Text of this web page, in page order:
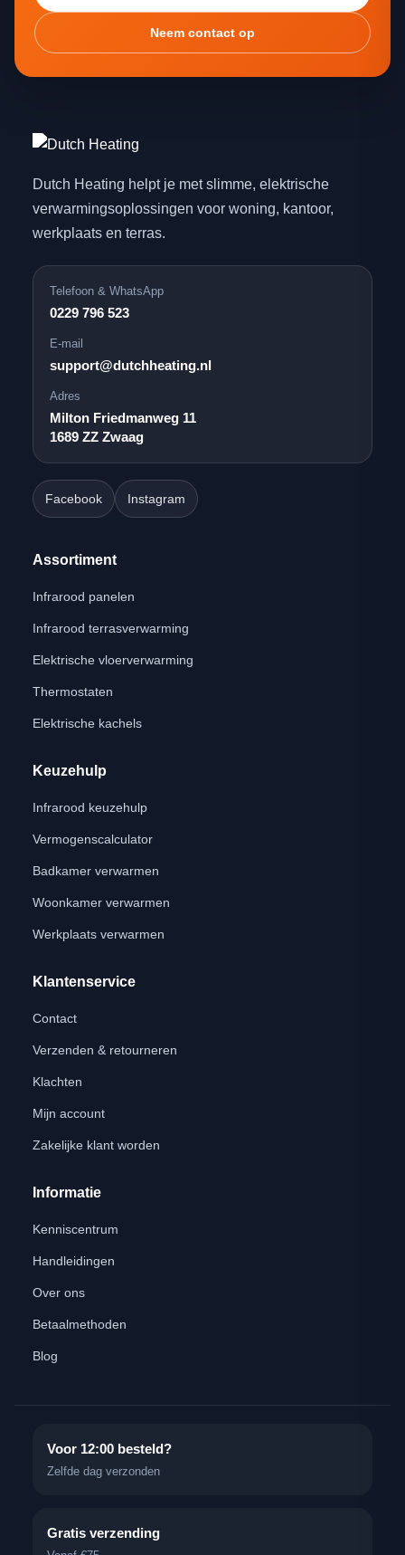
Neem contact op
Dutch Heating helpt je met slimme, elektrische
verwarmingsoplossingen voor woning, kantoor,
werkplaats en terras.
Telefoon & WhatsApp
0229 796 523
E-mail
support@dutchheating.nl
Adres
Milton Friedmanweg 11
1689 ZZ Zwaag
Facebook Instagram
Assortiment
Infrarood panelen
Infrarood terrasverwarming
Elektrische vloerverwarming
Thermostaten
Elektrische kachels
Keuzehulp
Infrarood keuzehulp
Vermogenscalculator
Badkamer verwarmen
Woonkamer verwarmen
Werkplaats verwarmen
Klantenservice
Contact
Verzenden & retourneren
Klachten
Mijn account
Zakelijke klant worden
Informatie
Kenniscentrum
Handleidingen
Over ons
Betaalmethoden
Blog
Voor 12:00 besteld?
Zelfde dag verzonden
Gratis verzending